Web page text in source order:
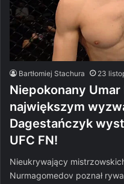
Bartłomiej Stachura 23
Niepokonany
największym
Dagestańczyk
UFC FN!
Nieukrywający
Nurmagomedov poznał